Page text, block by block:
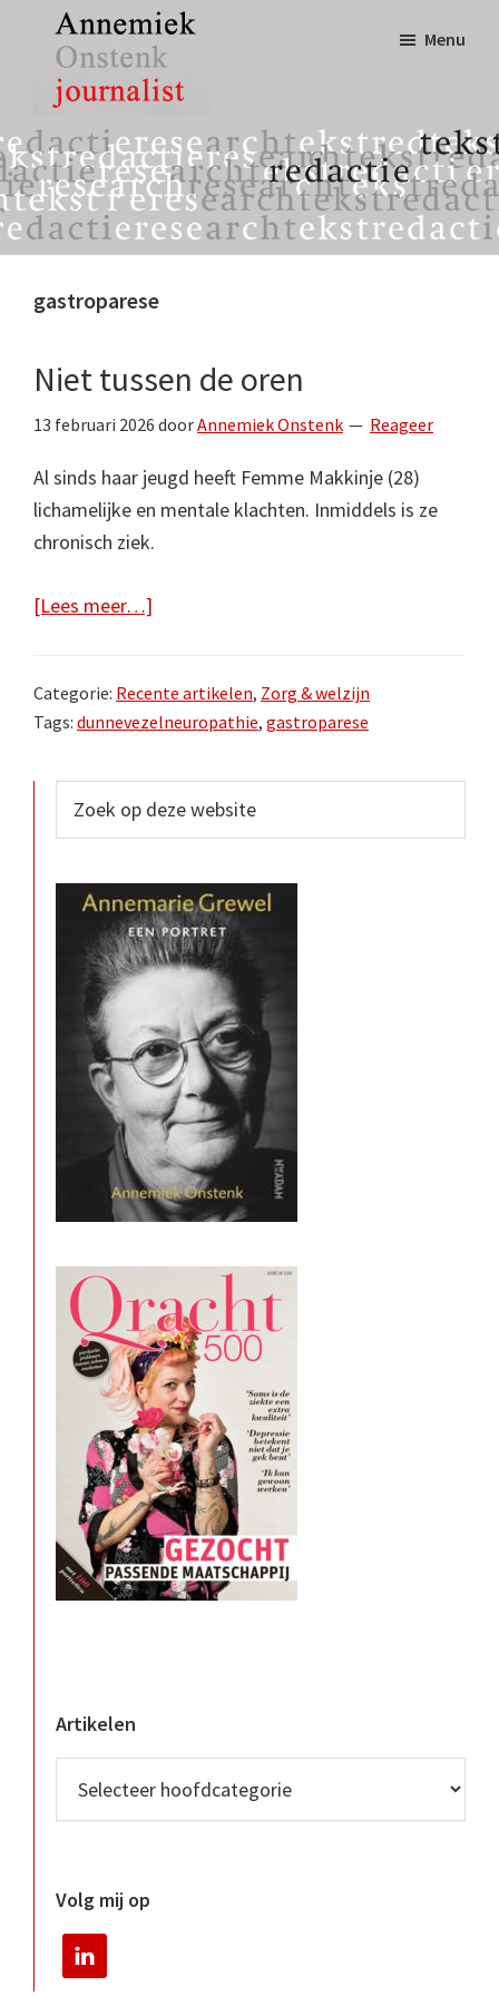
inhoud
eerste
sidebar
Annemiek
Onstenk
Journalist
tekst,
redactie
&
research
Menu
gastroparese
Niet tussen de oren
13 februari 2026 doorAnnemiek Onstenk Reageer
Al sinds haar jeugd heeft Femme Makkinje (28)
lichamelijke en mentale klachten. Inmiddels is ze
chronisch ziek.
[Lees meer…]
oren
Categorie: Recente artikelen, Zorg & welzijn
Tags: dunnevezelneuropathie, gastroparese
Primaire
Sidebar
op
Artikelen
Volg mij op